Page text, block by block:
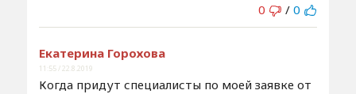
0
/ 0
Екатерина Горохова
11:55 / 22.8.2019
Когда придут специалисты по моей заявке от